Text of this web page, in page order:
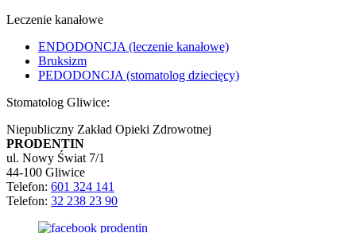
Leczenie kanałowe
ENDODONCJA (leczenie kanałowe)
Bruksizm
PEDODONCJA (stomatolog dziecięcy)
Stomatolog Gliwice:
Niepubliczny Zakład Opieki Zdrowotnej
PRODENTIN
ul. Nowy Świat 7/1
44-100 Gliwice
Telefon: 601 324 141
Telefon: 32 238 23 90